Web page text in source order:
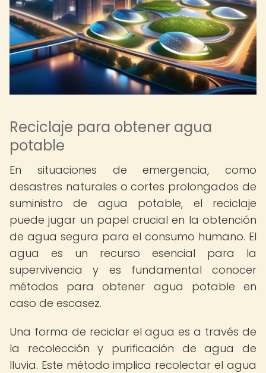
Reciclaje para obtener agua
potable
En situaciones de emergencia, como
desastres naturales o cortes prolongados de
suministro de agua potable, el reciclaje
puede jugar un papel crucial en la obtención
de agua segura para el consumo humano. El
agua es un recurso esencial para la
supervivencia y es fundamental conocer
métodos para obtener agua potable en
caso de escasez.
Una forma de reciclar el agua es a través de
la recolección y purificación de agua de
lluvia. Este método implica recolectar el agua